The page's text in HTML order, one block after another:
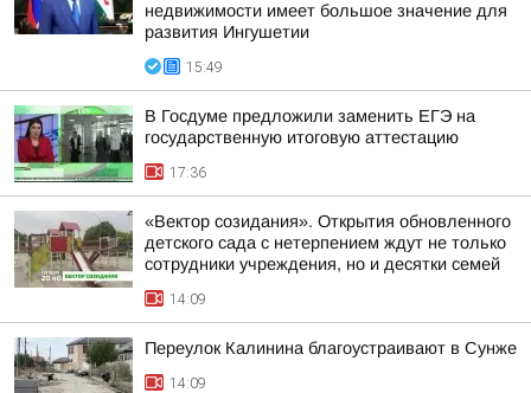
недвижимости имеет большое значение для
развития Ингушетии
15:49
В Госдуме предложили заменить ЕГЭ на
государственную итоговую аттестацию
17:36
«Вектор созидания». Открытия обновленного
детского сада с нетерпением ждут не только
сотрудники учреждения, но и десятки семей
14:09
Переулок Калинина благоустраивают в Сунже
14:09